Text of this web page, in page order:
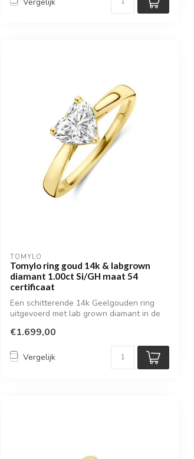
TOMYLO
Tomylo ring goud 14k & labgrown
diamant 1.00ct Si/GH maat 54
certificaat
Een schitterende 14k Geelgouden ring
uitgevoerd met lab grown diamant in de
€1.699,00
Vergelijk